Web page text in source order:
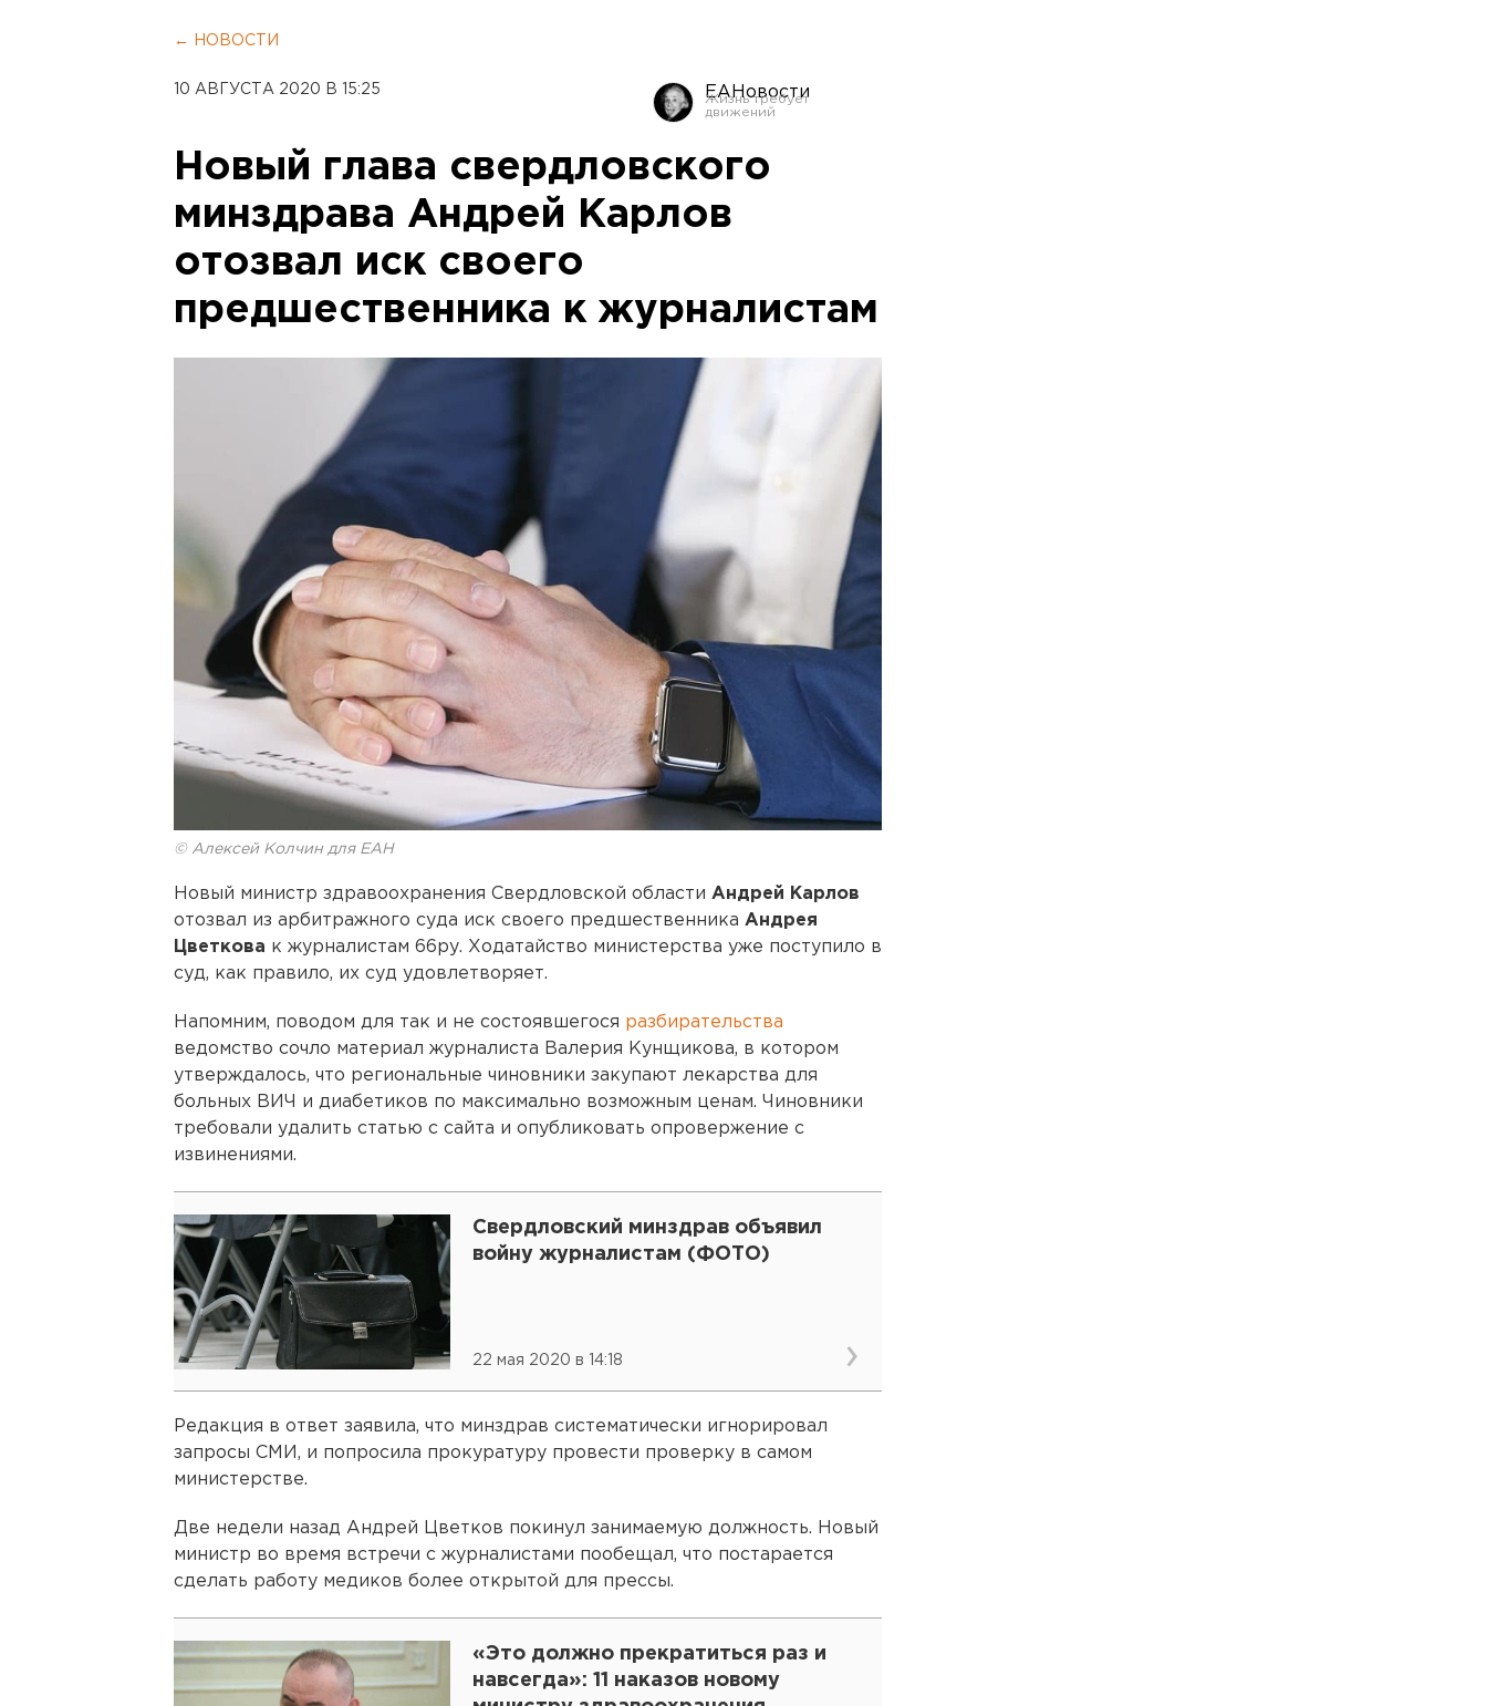
← НОВОСТИ
10 АВГУСТА 2020 В 15:25 ЕАНовости
Новый глава свердловского
минздрава Андрей Карлов
отозвал иск своего
предшественника к журналистам
© Алексей Колчин для ЕАН
Новый министр здравоохранения Свердловской области Андрей Карлов
отозвал из арбитражного суда иск своего предшественника Андрея
Цветкова к журналистам 66ру. Ходатайство министерства уже поступило в
суд, как правило, их суд удовлетворяет.
Напомним, поводом для так и не состоявшегося разбирательства
ведомство сочло материал журналиста Валерия Кунщикова, в котором
утверждалось, что региональные чиновники закупают лекарства для
больных ВИЧ и диабетиков по максимально возможным ценам. Чиновники
требовали удалить статью с сайта и опубликовать опровержение с
извинениями.
Свердловский минздрав объявил
войну журналистам (ФОТО)
22 мая 2020 в 14:18
Редакция в ответ заявила, что минздрав систематически игнорировал
запросы СМИ, и попросила прокуратуру провести проверку в самом
министерстве.
Две недели назад Андрей Цветков покинул занимаемую должность. Новый
министр во время встречи с журналистами пообещал, что постарается
сделать работу медиков более открытой для прессы.
«Это должно прекратиться раз и
навсегда»: 11 наказов новому